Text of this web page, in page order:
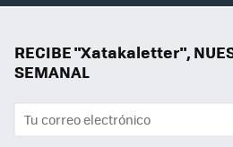
RECIBE "Xatakaletter",
SEMANAL